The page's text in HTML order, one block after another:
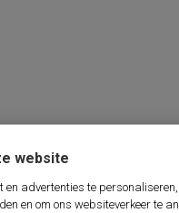
website
en advertenties te
en om ons websiteverkeer te